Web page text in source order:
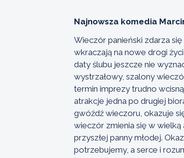
Najnowsza komedia
Wieczór panieński zdarza
wkraczają na nowe drogi
daty ślubu jeszcze nie
wystrzałowy, szalony
termin imprezy trudno
atrakcje jedna po drugiej
gwóźdź wieczoru, okazuje
wieczór zmienia się w
przyszłej panny młodej.
potrzebujemy, a serce i